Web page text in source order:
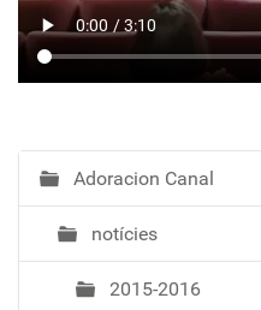
N
a
e
Adoracion Canal
notícies
2015-2016